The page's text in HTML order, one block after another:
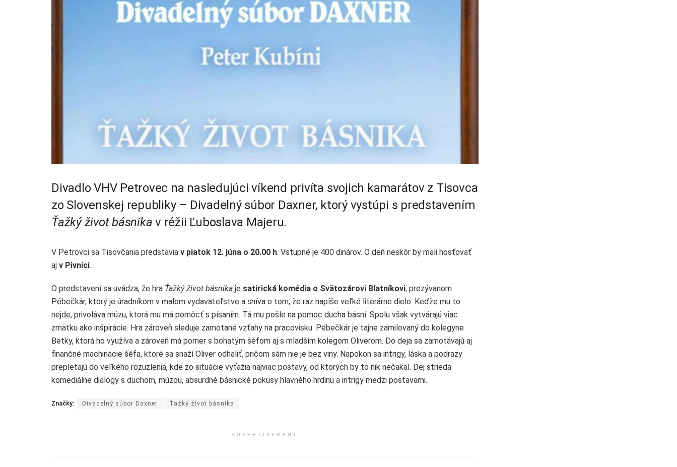
Divadlo VHV Petrovec na nasledujúci víkend privíta svojich kamarátov z Tisovca
zo Slovenskej republiky – Divadelný súbor Daxner, ktorý vystúpi s predstavením
Ťažký život básnika v réžii Ľuboslava Majeru.
V Petrovci sa Tisovčania predstavia v piatok 12. júna o 20.00 h. Vstupné je 400 dinárov. O deň neskôr by mali hosťovať
aj v Pivnici.
O predstavení sa uvádza, že hra Ťažký život básnika je satirická komédia o Svätozárovi Blatníkovi, prezývanom
Pébečkár, ktorý je úradníkom v malom vydavateľstve a sníva o tom, že raz napíše veľké literárne dielo. Keďže mu to
nejde, privoláva múzu, ktorá mu má pomôcť s písaním. Tá mu pošle na pomoc ducha básní. Spolu však vytvárajú viac
zmätku ako inšpirácie. Hra zároveň sleduje zamotané vzťahy na pracovisku. Pébečkár je tajne zamilovaný do kolegyne
Betky, ktorá ho využíva a zároveň má pomer s bohatým šéfom aj s mladším kolegom Oliverom. Do deja sa zamotávajú aj
finančné machinácie šéfa, ktoré sa snaží Oliver odhaliť, pričom sám nie je bez viny. Napokon sa intrigy, láska a podrazy
prepletajú do veľkého rozuzlenia, kde zo situácie vyťažia najviac postavy, od ktorých by to nik nečakal. Dej strieda
komediálne dialógy s duchom, múzou, absurdné básnické pokusy hlavného hrdinu a intrigy medzi postavami.
Značky: Divadelný súbor Daxner Ťažký život básnika
ADVERTISEMENT